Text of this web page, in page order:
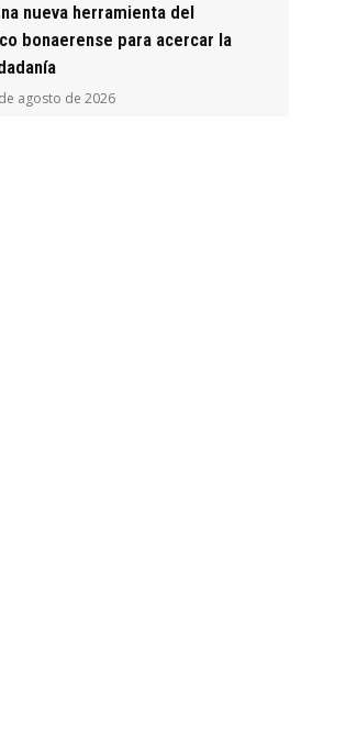
nueva herramienta del
bonaerense para acercar la
agosto de 2026